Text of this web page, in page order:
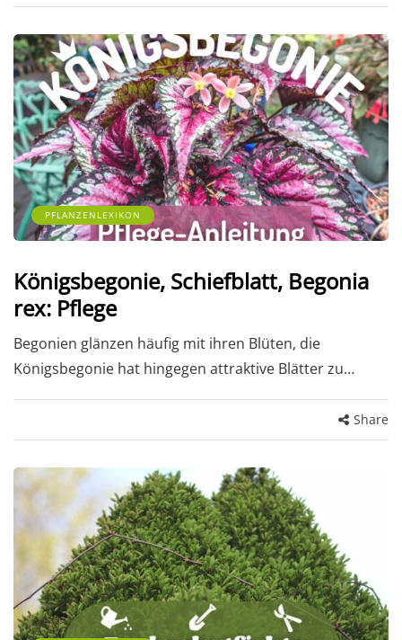
PFLANZENLEXIKON
Königsbegonie, Schiefblatt, Begonia
rex: Pflege
Begonien glänzen häufig mit ihren Blüten, die
Königsbegonie hat hingegen attraktive Blätter zu…
Share